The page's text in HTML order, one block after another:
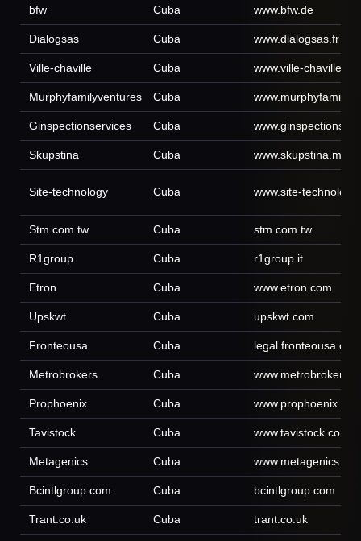
bfw Cuba www.bfw.de
Dialogsas Cuba www.dialogsas.fr
Ville-chaville Cuba www.ville-chaville.fr
Murphyfamilyventures Cuba
Ginspectionservices Cuba
Skupstina Cuba www.skupstina.me
Site-technology Cuba www.site-
Stm.com.tw Cuba stm.com.tw
R1group Cuba r1group.it
Etron Cuba www.etron.com
Upskwt Cuba upskwt.com
Fronteousa Cuba legal.fronteousa.com
Metrobrokers Cuba
Prophoenix Cuba
Tavistock Cuba www.tavistock.com
Metagenics Cuba
Bcintlgroup.com Cuba bcintlgroup.com
Trant.co.uk Cuba trant.co.uk